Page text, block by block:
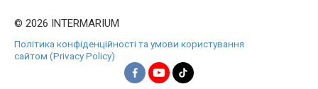
© 2026 INTERMARIUM
Політика конфіденційності та умови користування
сайтом (Privacy Policy)